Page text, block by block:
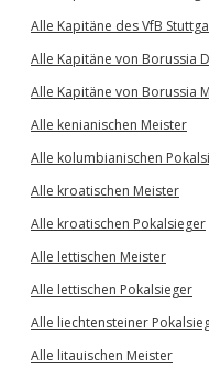
Alle Kapitäne des VfB
Alle Kapitäne von Borussia
Alle Kapitäne von Borussia
Alle kenianischen Meister
Alle kolumbianischen
Alle kroatischen Meister
Alle kroatischen Pokalsieger
Alle lettischen Meister
Alle lettischen Pokalsieger
Alle liechtensteiner
Alle litauischen Meister